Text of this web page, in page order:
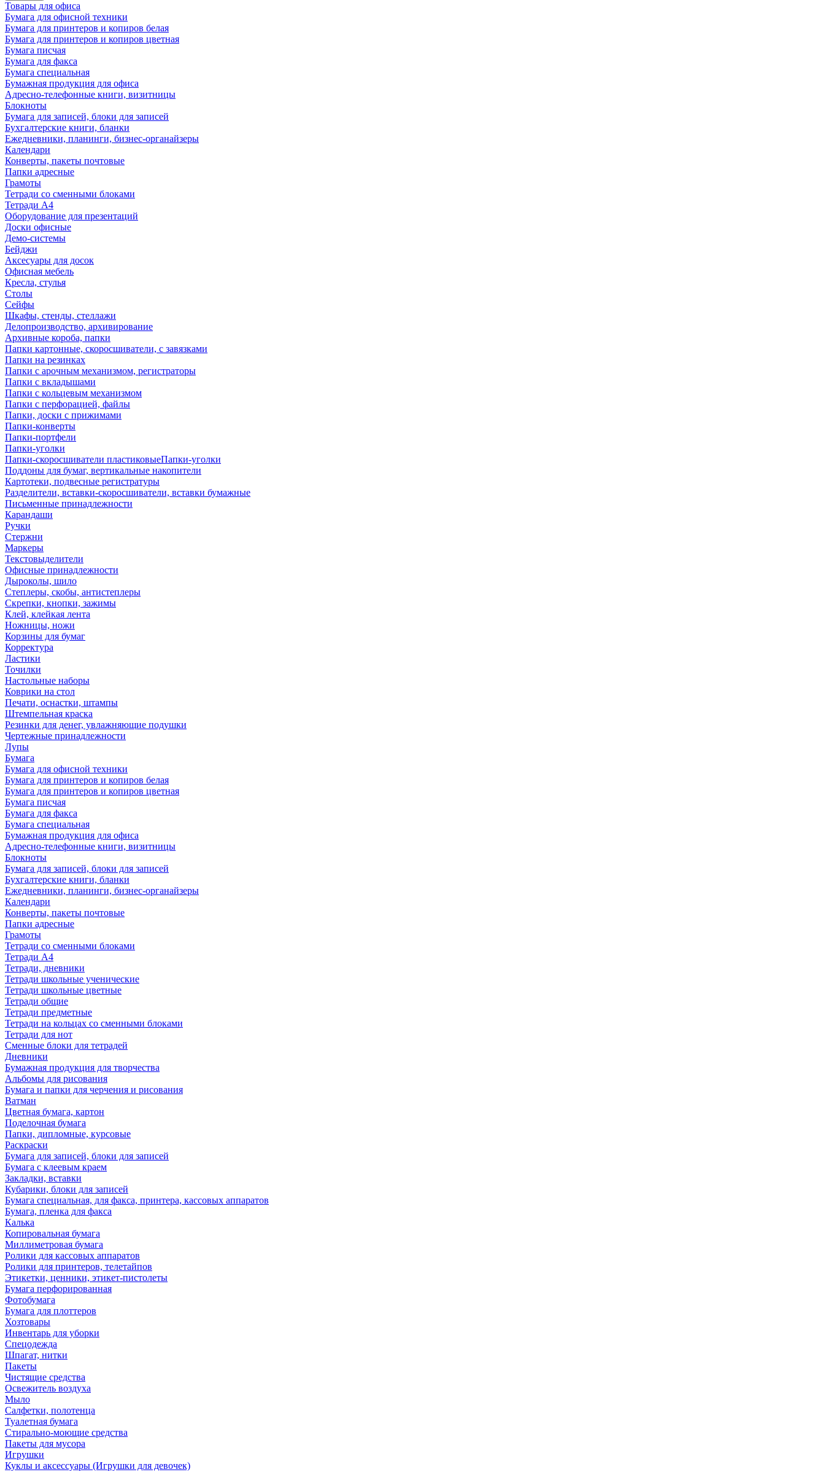
Товары для офиса
Бумага для офисной техники
Бумага для принтеров и копиров белая
Бумага для принтеров и копиров цветная
Бумага писчая
Бумага для факса
Бумага специальная
Бумажная продукция для офиса
Адресно-телефонные книги, визитницы
Блокноты
Бумага для записей, блоки для записей
Бухгалтерские книги, бланки
Ежедневники, планинги, бизнес-органайзеры
Календари
Конверты, пакеты почтовые
Папки адресные
Грамоты
Тетради со сменными блоками
Тетради А4
Оборудование для презентаций
Доски офисные
Демо-системы
Бейджи
Аксесуары для досок
Офисная мебель
Кресла, стулья
Столы
Сейфы
Шкафы, стенды, стеллажи
Делопроизводство, архивирование
Архивные короба, папки
Папки картонные, скоросшиватели, с завязками
Папки на резинках
Папки с арочным механизмом, регистраторы
Папки с вкладышами
Папки с кольцевым механизмом
Папки с перфорацией, файлы
Папки, доски с прижимами
Папки-конверты
Папки-портфели
Папки-уголки
Папки-скоросшиватели пластиковыеПапки-уголки
Поддоны для бумаг, вертикальные накопители
Картотеки, подвесные регистратуры
Разделители, вставки-скоросшиватели, вставки бумажные
Письменные принадлежности
Карандаши
Ручки
Стержни
Маркеры
Текстовыделители
Офисные принадлежности
Дыроколы, шило
Степлеры, скобы, антистеплеры
Скрепки, кнопки, зажимы
Клей, клейкая лента
Ножницы, ножи
Корзины для бумаг
Корректура
Ластики
Точилки
Настольные наборы
Коврики на стол
Печати, оснастки, штампы
Штемпельная краска
Резинки для денег, увлажняющие подушки
Чертежные принадлежности
Лупы
Бумага
Бумага для офисной техники
Бумага для принтеров и копиров белая
Бумага для принтеров и копиров цветная
Бумага писчая
Бумага для факса
Бумага специальная
Бумажная продукция для офиса
Адресно-телефонные книги, визитницы
Блокноты
Бумага для записей, блоки для записей
Бухгалтерские книги, бланки
Ежедневники, планинги, бизнес-органайзеры
Календари
Конверты, пакеты почтовые
Папки адресные
Грамоты
Тетради со сменными блоками
Тетради А4
Тетради, дневники
Тетради школьные ученические
Тетради школьные цветные
Тетради общие
Тетради предметные
Тетради на кольцах со сменными блоками
Тетради для нот
Сменные блоки для тетрадей
Дневники
Бумажная продукция для творчества
Альбомы для рисования
Бумага и папки для черчения и рисования
Ватман
Цветная бумага, картон
Поделочная бумага
Папки, дипломные, курсовые
Раскраски
Бумага для записей, блоки для записей
Бумага с клеевым краем
Закладки, вставки
Кубарики, блоки для записей
Бумага специальная, для факса, принтера, кассовых аппаратов
Бумага, пленка для факса
Калька
Копировальная бумага
Миллиметровая бумага
Ролики для кассовых аппаратов
Ролики для принтеров, телетайпов
Этикетки, ценники, этикет-пистолеты
Бумага перфорированная
Фотобумага
Бумага для плоттеров
Хозтовары
Инвентарь для уборки
Спецодежда
Шпагат, нитки
Пакеты
Чистящие средства
Освежитель воздуха
Мыло
Салфетки, полотенца
Туалетная бумага
Стирально-моющие средства
Пакеты для мусора
Игрушки
Куклы и аксессуары (Игрушки для девочек)